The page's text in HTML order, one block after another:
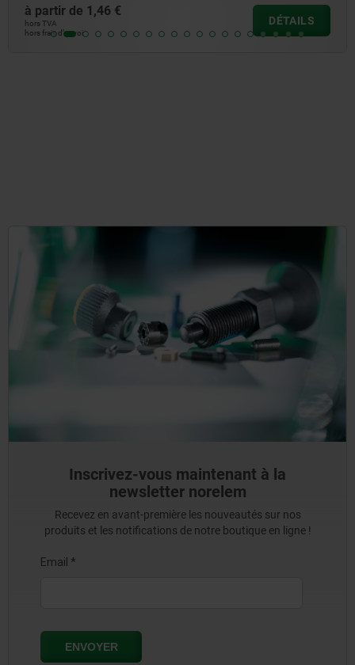
à partir de
hors TVA
hors frais d’envoi
Inscrivez-vous maintenant à la
newsletter norelem
Recevez en avant-première les nouveautés sur nos
produits et les notifications de notre boutique en ligne !